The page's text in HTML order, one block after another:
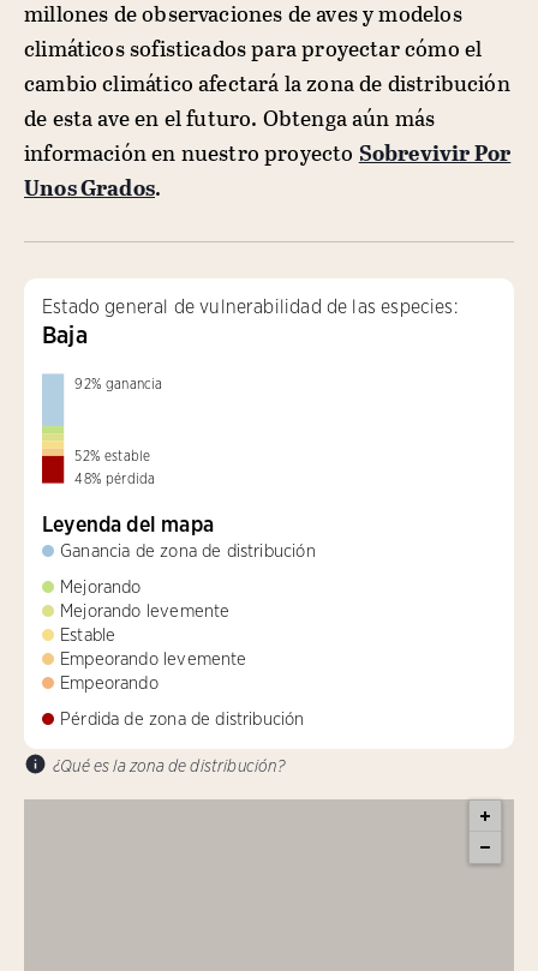
millones de observaciones de aves y modelos
climáticos sofisticados para proyectar cómo el
cambio climático afectará la zona de distribución
de esta ave en el futuro. Obtenga aún más
información en nuestro proyecto Sobrevivir Por
Unos Grados.
Estado general de vulnerabilidad de las especies:
Baja
92% ganancia
52% estable
48% pérdida
Leyenda del mapa
Ganancia de zona de distribución
Mejorando
Mejorando levemente
Estable
Empeorando levemente
Empeorando
Pérdida de zona de distribución
¿Qué es la zona de distribución?